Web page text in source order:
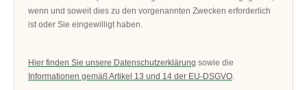
wenn und soweit dies zu den vorgenannten Zwecken erforderlich
ist oder Sie eingewilligt haben.
Hier finden Sie unsere Datenschutzerklärung sowie die
Informationen gemäß Artikel 13 und 14 der EU-DSGVO.